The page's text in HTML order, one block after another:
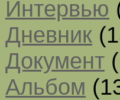
Интервью
Дневник
Документ
Альбом